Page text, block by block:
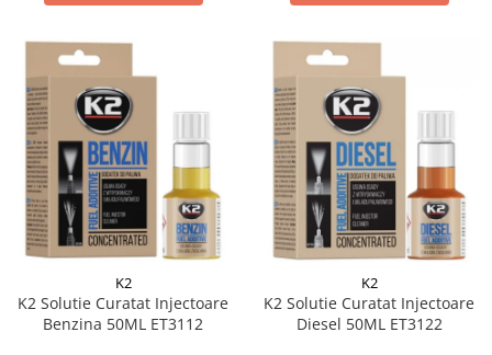
K2
K2 Solutie Curatat Injectoare
Benzina 50ML ET3112
K2
K2 Solutie Curatat Injectoare
Diesel 50ML ET3122